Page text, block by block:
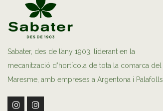
Sabater, des de l’any 1903, liderant en la
mecanització d’hortícola de tota la comarca del
Maresme, amb empreses a Argentona i Palafolls.